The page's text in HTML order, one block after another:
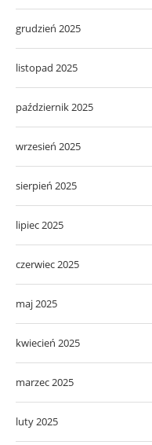
grudzień 2025
listopad 2025
październik 2025
wrzesień 2025
sierpień 2025
lipiec 2025
czerwiec 2025
maj 2025
kwiecień 2025
marzec 2025
luty 2025